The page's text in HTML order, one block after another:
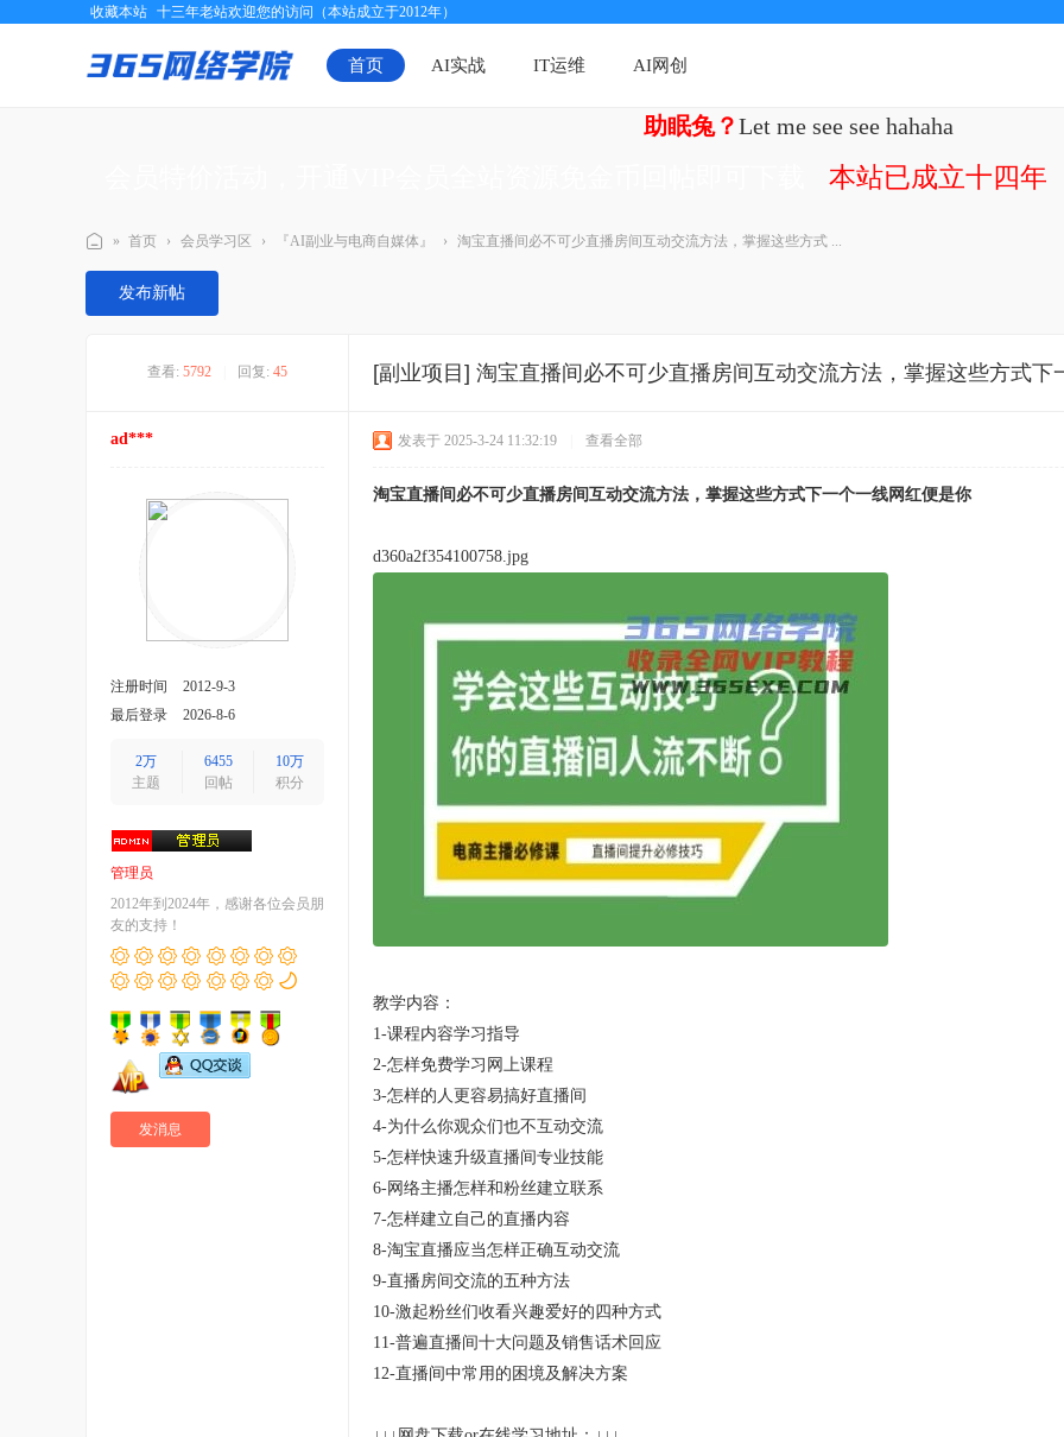
收藏本站 十三年老站欢迎您的访问（本站成立于2012年）
首页 AI实战 IT运维 AI网创
助眠兔？Let me see see hahaha
本站已成立十四年
三
六
» 首页 › 会员学习区 › 『AI副业与电商自媒体』 › 淘宝直播间必不可少直播房间互动交流方法，掌握这些方式 ...
发布新帖
查看: 5792 回复: 45 [副业项目] 淘宝直播间必不可少直播房间互动交流方法，掌握这些方式下
ad***
注册时间
2012-9-3
最后登录
2026-8-6
2万
主题
6455
回帖
10万
积分
管理员
2012年到2024年，感谢各位会员朋
友的支持！
发消息
发表于 2025-3-24 11:32:19 查看全部
淘宝直播间必不可少直播房间互动交流方法，掌握这些方式下一个一线网红便是你
d360a2f354100758.jpg
教学内容：
1-课程内容学习指导
2-怎样免费学习网上课程
3-怎样的人更容易搞好直播间
4-为什么你观众们也不互动交流
5-怎样快速升级直播间专业技能
6-网络主播怎样和粉丝建立联系
7-怎样建立自己的直播内容
8-淘宝直播应当怎样正确互动交流
9-直播房间交流的五种方法
10-激起粉丝们收看兴趣爱好的四种方式
11-普遍直播间十大问题及销售话术回应
12-直播间中常用的困境及解决方案